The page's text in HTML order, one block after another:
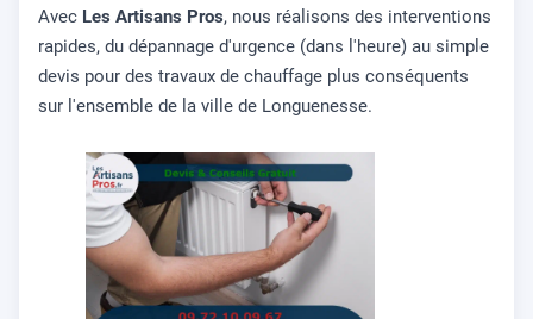
Avec Les Artisans Pros, nous réalisons des interventions
rapides, du dépannage d'urgence (dans l'heure) au simple
devis pour des travaux de chauffage plus conséquents
sur l'ensemble de la ville de Longuenesse.